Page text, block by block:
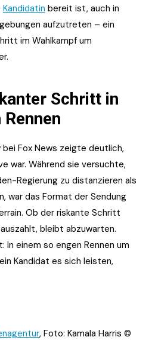
Kandidatin bereit ist, auch in
aufzutreten – ein
im Wahlkampf um
Schritt in
bei Fox News zeigte deutlich,
war. Während sie versuchte,
Regierung zu distanzieren als
war das Format der Sendung
Ob der riskante Schritt
bleibt abzuwarten.
einem so engen Rennen um
Kandidat es sich leisten,
, Foto: Kamala Harris ©